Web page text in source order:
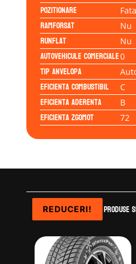
Pozitionare
Ramforsat Nu
Runflat Nu
Autovehicule comerciale0
Tip anvelopa
Eficienta Combustibil C
Eficienta Aderenta B
Eficienta Zgomot 72
Produse
REDUCERI!
REDUCERI!
REDUCERI!
REDUCERI!